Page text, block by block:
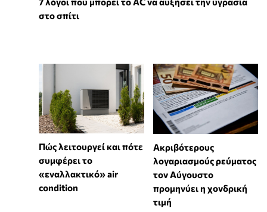
στο σπίτι
Πώς λειτουργεί και πότε
συμφέρει το
«εναλλακτικό» air
condition
Ακριβότερους
λογαριασμούς ρεύματος
τον Αύγουστο
προμηνύει η χονδρική
τιμή